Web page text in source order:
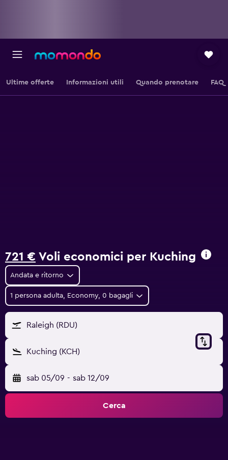
Ultime offerte Informazioni utili Quando prenotare FAQ
721 € Voli economici per Kuching
Andata e ritorno
1 persona adulta, Economy, 0 bagagli
Raleigh (RDU)
Kuching (KCH)
sab 05/09 - sab 12/09
Cerca